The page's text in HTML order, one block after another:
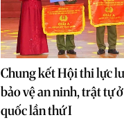
Chung kết Hội thi lực
bảo vệ an ninh, trật tự
quốc lần thứ I